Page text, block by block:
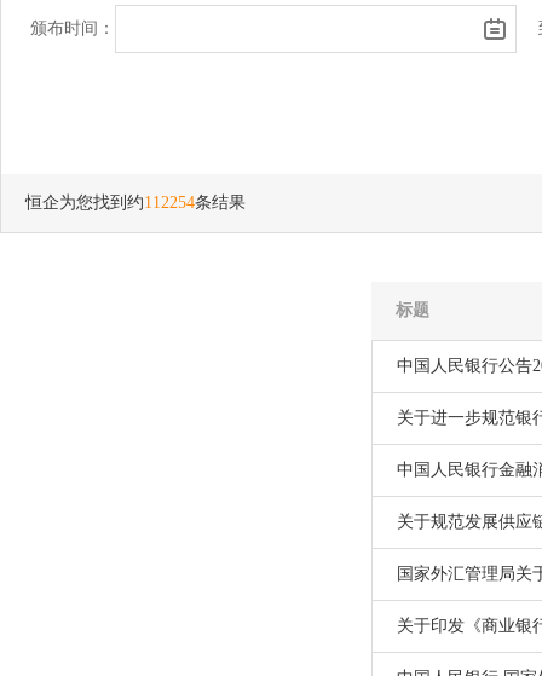
颁布时间：
恒企为您找到约112254条结果
标题
中国人民银行公告
关于进一步规范银
中国人民银行金融
关于规范发展供应
国家外汇管理局
关于印发《商业银